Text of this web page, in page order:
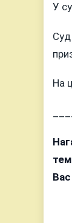
У
Суд
На